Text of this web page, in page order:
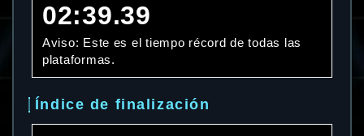
02:39.39
Aviso: Este es el tiempo récord de todas las
plataformas.
Índice de finalización